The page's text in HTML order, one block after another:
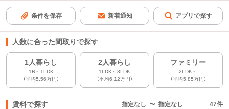
条件を保存 新着通知 アプリで探す
人数に合った間取りで探す
1人暮らし
1R～1LDK
（平均5.56万円）
2人暮らし
1LDK～3LDK
（平均6.12万円）
ファミリー
2LDK～
（平均5.85万円）
賃料で探す 指定なし 〜 指定なし 47件